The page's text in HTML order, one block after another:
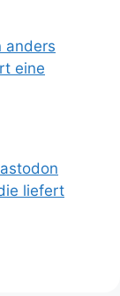
anders
eine
liefert